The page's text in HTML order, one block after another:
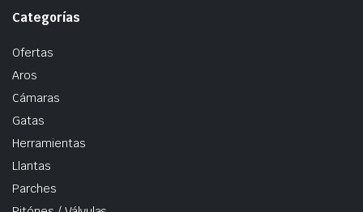
Categorías
Ofertas
Aros
Cámaras
Gatas
Herramientas
Llantas
Parches